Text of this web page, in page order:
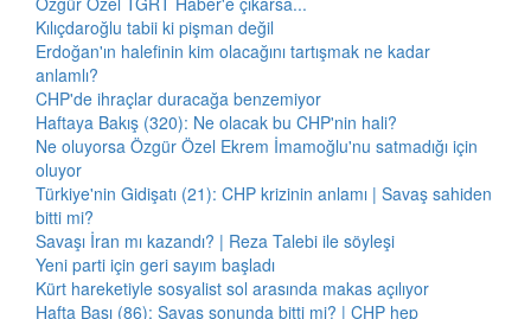
Kılıçdaroğlu tabii ki pişman değil
Erdoğan'ın halefinin kim olacağını tartışmak ne kadar
anlamlı?
CHP'de ihraçlar duracağa benzemiyor
Haftaya Bakış (320): Ne olacak bu CHP'nin hali?
Ne oluyorsa Özgür Özel Ekrem İmamoğlu'nu satmadığı için
oluyor
Türkiye'nin Gidişatı (21): CHP krizinin anlamı | Savaş sahiden
bitti mi?
Savaşı İran mı kazandı? | Reza Talebi ile söyleşi
Yeni parti için geri sayım başladı
Kürt hareketiyle sosyalist sol arasında makas açılıyor
Hafta Başı (86): Savaş sonunda bitti mi? | CHP hep